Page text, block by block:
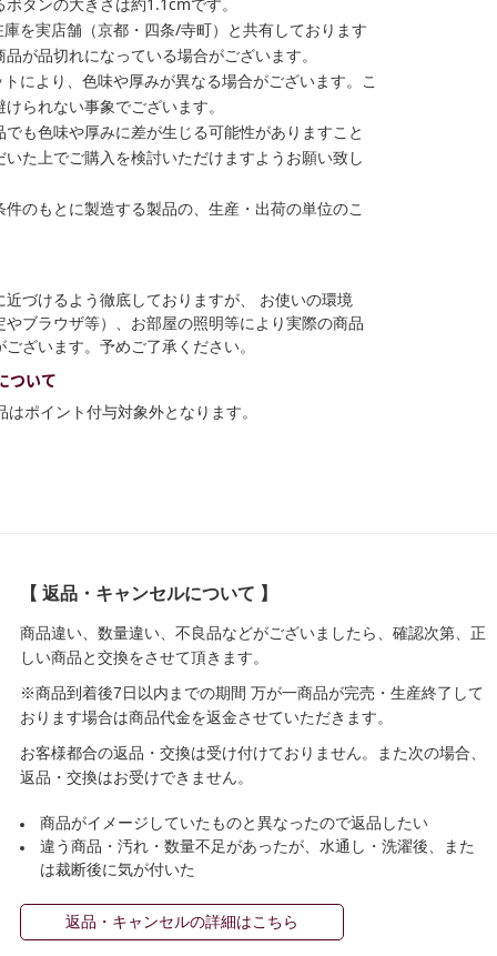
を実店舗（京都・四条/寺町）と共有しております
が品切れになっている場合がございます。
により、色味や厚みが異なる場合がございます。こ
られない事象でございます。
も色味や厚みに差が生じる可能性がありますこと
た上でご購入を検討いただけますようお願い致し
のもとに製造する製品の、生産・出荷の単位のこ
近づけるよう徹底しておりますが、 お使いの環境
やブラウザ等）、お部屋の照明等により実際の商品
ざいます。予めご了承ください。
ついて
ポイント付与対象外となります。
【 返品・キャンセルについて 】
商品違い、数量違い、不良品などがございましたら、確認次第、正
しい商品と交換をさせて頂きます。
※商品到着後7日以内までの期間 万が一商品が完売・生産終了して
おります場合は商品代金を返金させていただきます。
お客様都合の返品・交換は受け付けておりません。また次の場合、
返品・交換はお受けできません。
商品がイメージしていたものと異なったので返品したい
違う商品・汚れ・数量不足があったが、水通し・洗濯後、また
は裁断後に気が付いた
返品・キャンセルの詳細はこちら